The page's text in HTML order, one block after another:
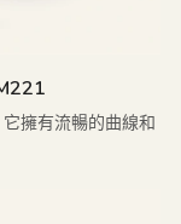
擁有流暢的曲線和